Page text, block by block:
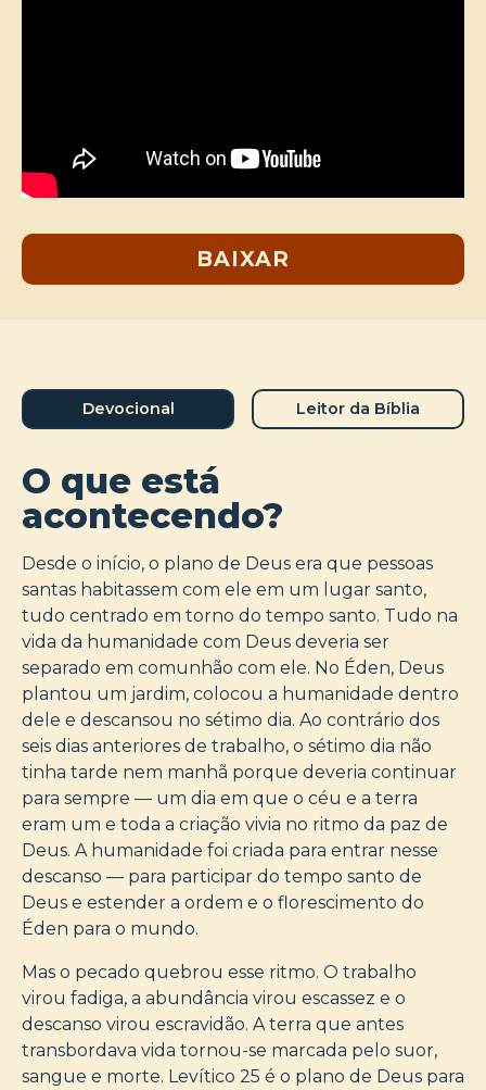
BAIXAR
Devocional Leitor da Bíblia
O que está
acontecendo?
Desde o início, o plano de Deus era que pessoas
santas habitassem com ele em um lugar santo,
tudo centrado em torno do tempo santo. Tudo na
vida da humanidade com Deus deveria ser
separado em comunhão com ele. No Éden, Deus
plantou um jardim, colocou a humanidade dentro
dele e descansou no sétimo dia. Ao contrário dos
seis dias anteriores de trabalho, o sétimo dia não
tinha tarde nem manhã porque deveria continuar
para sempre — um dia em que o céu e a terra
eram um e toda a criação vivia no ritmo da paz de
Deus. A humanidade foi criada para entrar nesse
descanso — para participar do tempo santo de
Deus e estender a ordem e o florescimento do
Éden para o mundo.
Mas o pecado quebrou esse ritmo. O trabalho
virou fadiga, a abundância virou escassez e o
descanso virou escravidão. A terra que antes
transbordava vida tornou-se marcada pelo suor,
sangue e morte. Levítico 25 é o plano de Deus para